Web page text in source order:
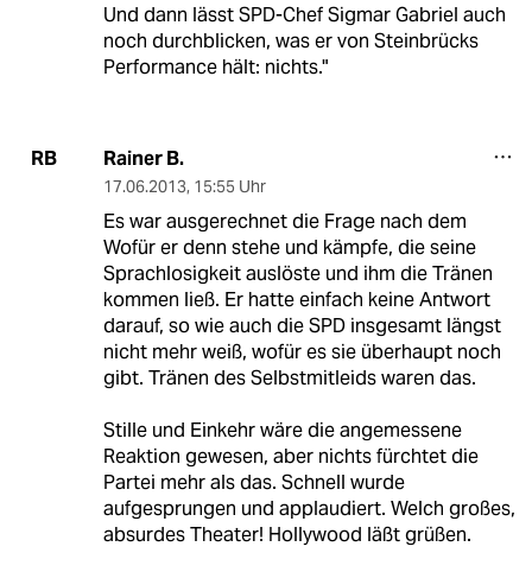
Und dann lässt SPD-Chef Sigmar Gabriel auch
noch durchblicken, was er von Steinbrücks
Performance hält: nichts."
RB Rainer B.
17.06.2013, 15:55 Uhr
Es war ausgerechnet die Frage nach dem
Wofür er denn stehe und kämpfe, die seine
Sprachlosigkeit auslöste und ihm die Tränen
kommen ließ. Er hatte einfach keine Antwort
darauf, so wie auch die SPD insgesamt längst
nicht mehr weiß, wofür es sie überhaupt noch
gibt. Tränen des Selbstmitleids waren das.
Stille und Einkehr wäre die angemessene
Reaktion gewesen, aber nichts fürchtet die
Partei mehr als das. Schnell wurde
aufgesprungen und applaudiert. Welch großes,
absurdes Theater! Hollywood läßt grüßen.